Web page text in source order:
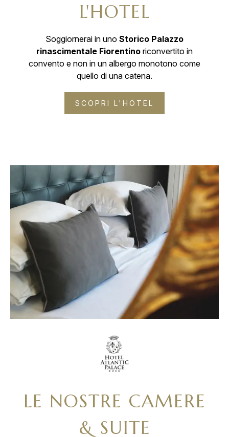
L'HOTEL
Soggiornerai in uno Storico Palazzo
rinascimentale Fiorentino riconvertito in
convento e non in un albergo monotono come
quello di una catena.
SCOPRI L'HOTEL
LE NOSTRE CAMERE
& SUITE